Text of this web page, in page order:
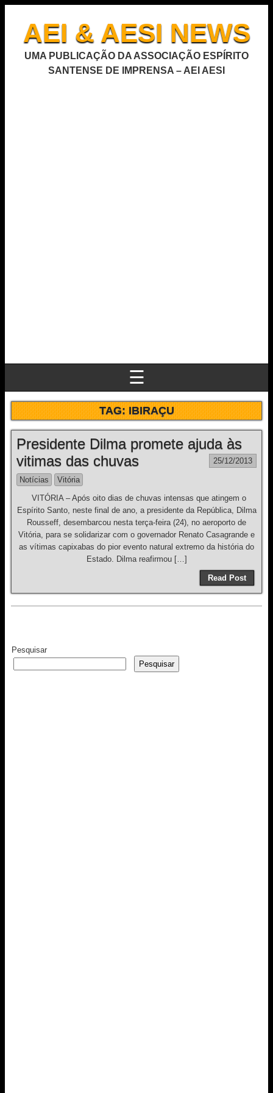
AEI & AESI NEWS
UMA PUBLICAÇÃO DA ASSOCIAÇÃO ESPÍRITO
SANTENSE DE IMPRENSA – AEI AESI
☰
TAG:IBIRAÇU
Presidente Dilma promete ajuda às
vitimas das chuvas
25/12/2013
Notícias
Vitória
VITÓRIA – Após oito dias de chuvas intensas que atingem o
Espírito Santo, neste final de ano, a presidente da República, Dilma
Rousseff, desembarcou nesta terça-feira (24), no aeroporto de
Vitória, para se solidarizar com o governador Renato Casagrande e
as vítimas capixabas do pior evento natural extremo da história do
Estado. Dilma reafirmou […]
Read Post
Pesquisar
Pesquisar